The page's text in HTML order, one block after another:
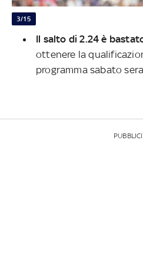
3/15
Il salto di 2.24 è
ottenere la
programma sabato sera